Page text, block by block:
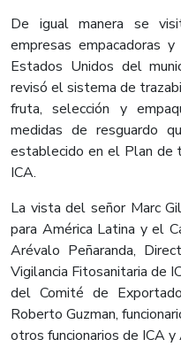
​De igual manera se
empresas empacadoras
Estados Unidos del
revisó el sistema de
fruta, selección y
medidas de resguardo
establecido en el Plan de
ICA.
La vista del señor Marc
para América Latina y el
Arévalo Peñaranda,
Vigilancia Fitosanitaria de
del Comité de
Roberto Guzman,
otros funcionarios de ICA y